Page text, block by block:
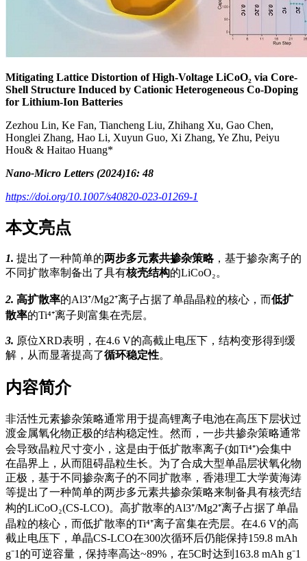
Mitigating Lattice Distortion of High-Voltage LiCoO₂ via Core-
Shell Structure Induced by Cationic Heterogeneous Co-Doping
for Lithium-Ion Batteries
Zezhou Lin, Ke Fan, Tiancheng Liu, Zhihang Xu, Gao Chen,
Honglei Zhang, Hao Li, Xuyun Guo, Xi Zhang, Ye Zhu, Peiyu
Hou& & Haitao Huang*
Nano-Micro Letters (2024)16: 48
https://doi.org/10.1007/s40820-023-01269-1
本文亮点
1. 提出了一种简单的两步多元素共掺杂策略，基于掺杂离子的
不同扩散率制备出了具有核壳结构的LiCoO₂。
2. 高扩散率的Al3⁺/Mg2⁺离子占据了单晶晶粒的核心，而低扩
散率的Ti⁴⁺离子则富集在壳层。
3. 原位XRD表明，在4.6 V的高截止电压下，结构变形得到缓
解，从而显著提高了循环稳定性。
内容简介
非活性元素掺杂策略通常用于提高锂离子电池在高压下层状过
渡金属氧化物正极的结构稳定性。然而，一步共掺杂策略通常
会导致晶粒尺寸变小，这是由于低扩散率离子(如Ti⁴⁺)会集中
在晶界上，从而阻碍晶粒生长。为了合成大型单晶层状氧化物
正极，基于不同掺杂离子的不同扩散率，香港理工大学黄海涛
等提出了一种简单的两步多元素共掺杂策略来制备具有核壳结
构的LiCoO₂(CS-LCO)。高扩散率的Al3⁺/Mg2⁺离子占据了单晶
晶粒的核心，而低扩散率的Ti⁴⁺离子富集在壳层。在4.6 V的高
截止电压下，单晶CS-LCO在300次循环后仍能保持159.8 mAh
g⁻1的可逆容量，保持率高达~89%，在5C时达到163.8 mAh g⁻1